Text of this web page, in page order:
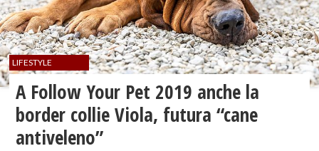
LIFESTYLE
A Follow Your Pet 2019 anche la
border collie Viola, futura “cane
antiveleno”